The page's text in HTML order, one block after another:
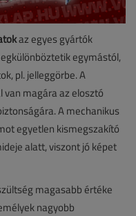
az egyes gyártók
egymástól,
pl. jelleggörbe. A
magára az elosztó
A mechanikus
egyetlen kismegszakító
alatt, viszont jó képet
magasabb értéke
nagyobb